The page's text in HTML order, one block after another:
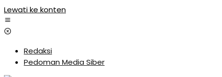
Lewati ke konten
Redaksi
Pedoman Media Siber